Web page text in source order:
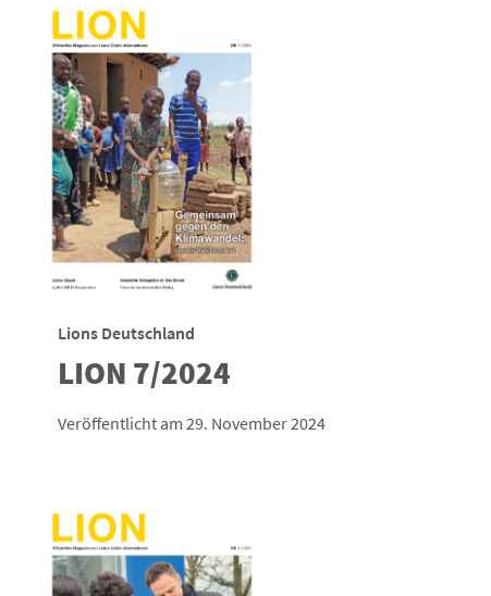
Lions Deutschland
LION 7/2024
Veröffentlicht am 29. November 2024